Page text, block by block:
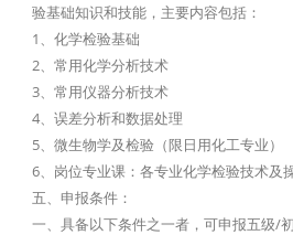
验基础知识和技能，主要内容包括：
1、化学检验基础
2、常用化学分析技术
3、常用仪器分析技术
4、误差分析和数据处理
5、微生物学及检验（限日用化工专业）
6、岗位专业课：各专业化学检验技术及
五、申报条件：
一、具备以下条件之一者，可申报五级/